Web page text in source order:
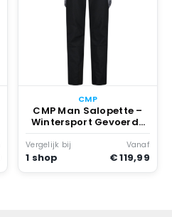
CMP
CMP Man Salopette –
Wintersport Gevoerde
broeken Skibroeken
U901 Nero
Vergelijk bij
1 shop
Vanaf
€ 119,99